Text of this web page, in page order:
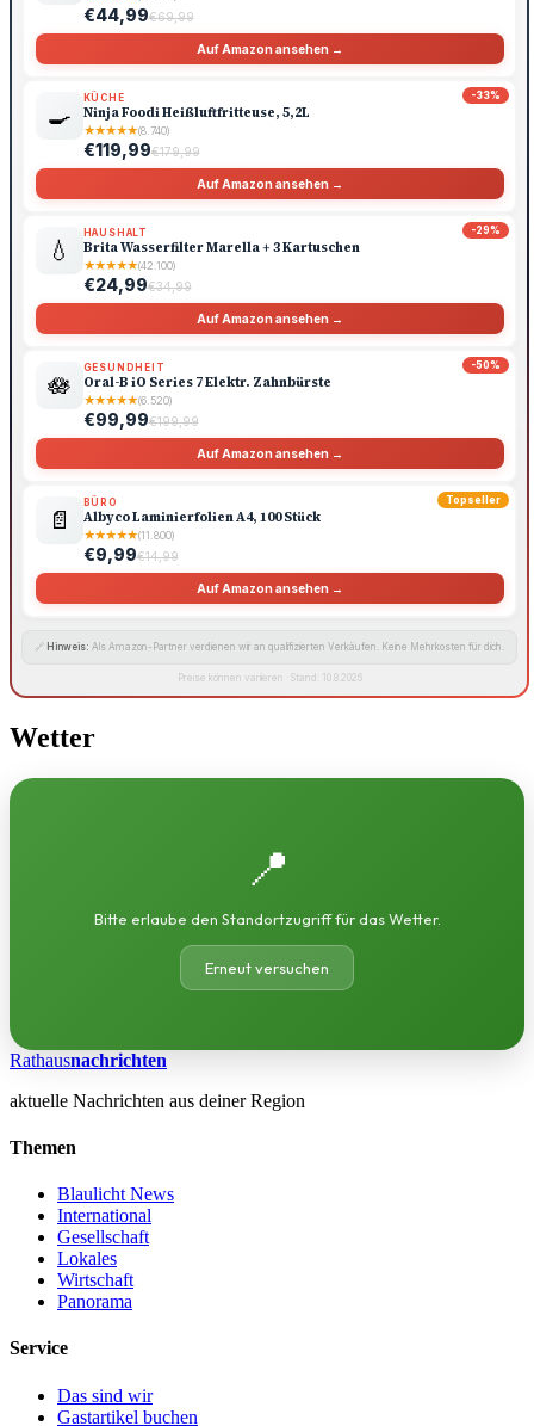
€44,99€69,99
Auf Amazon ansehen →
-33%
🍳
KÜCHE
Ninja Foodi Heißluftfritteuse, 5,2L
★★★★★(8.740)
€119,99€179,99
Auf Amazon ansehen →
-29%
💧
HAUSHALT
Brita Wasserfilter Marella + 3 Kartuschen
★★★★★(42.100)
€24,99€34,99
Auf Amazon ansehen →
-50%
🪷
GESUNDHEIT
Oral-B iO Series 7 Elektr. Zahnbürste
★★★★★(6.520)
€99,99€199,99
Auf Amazon ansehen →
Topseller
📄
BÜRO
Albyco Laminierfolien A4, 100 Stück
★★★★★(11.800)
€9,99€14,99
Auf Amazon ansehen →
🔗 Hinweis: Als Amazon-Partner verdienen wir an qualifizierten Verkäufen. Keine Mehrkosten für dich.
Preise können variieren · Stand: 10.8.2026
Wetter
📍
Bitte erlaube den Standortzugriff für das Wetter.
Erneut versuchen
Rathausnachrichten
aktuelle Nachrichten aus deiner Region
Themen
Blaulicht News
International
Gesellschaft
Lokales
Wirtschaft
Panorama
Service
Das sind wir
Gastartikel buchen